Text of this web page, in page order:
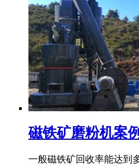
磁铁矿磨粉机案例
一般磁铁矿回收率能达到